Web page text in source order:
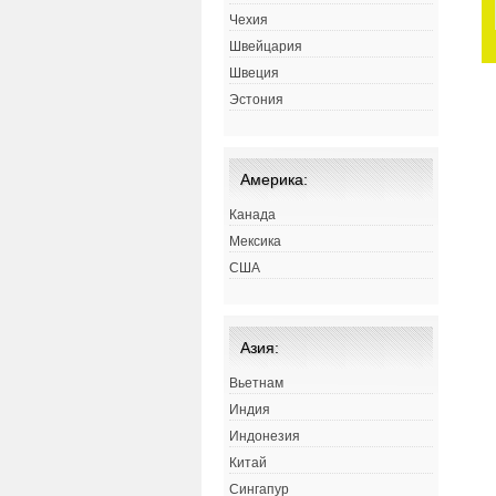
Чехия
Швейцария
Швеция
Эстония
Америка:
Канада
Мексика
США
Азия:
Вьетнам
Индия
Индонезия
Китай
Сингапур